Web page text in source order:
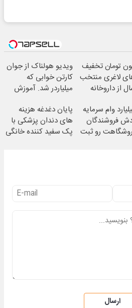
تومان تخفیف
لاغری منتخب
از داروخانه
ویدیو هولناک از جوان
کارتن خوابی که
میلیاردر شد. آموزش
3میلیارد وام سرمایه
فروشندگان
رو ثبت
پایان دغدغه هزینه
های دندان پزشکی با
پک سفید کننده خانگی
ارسال